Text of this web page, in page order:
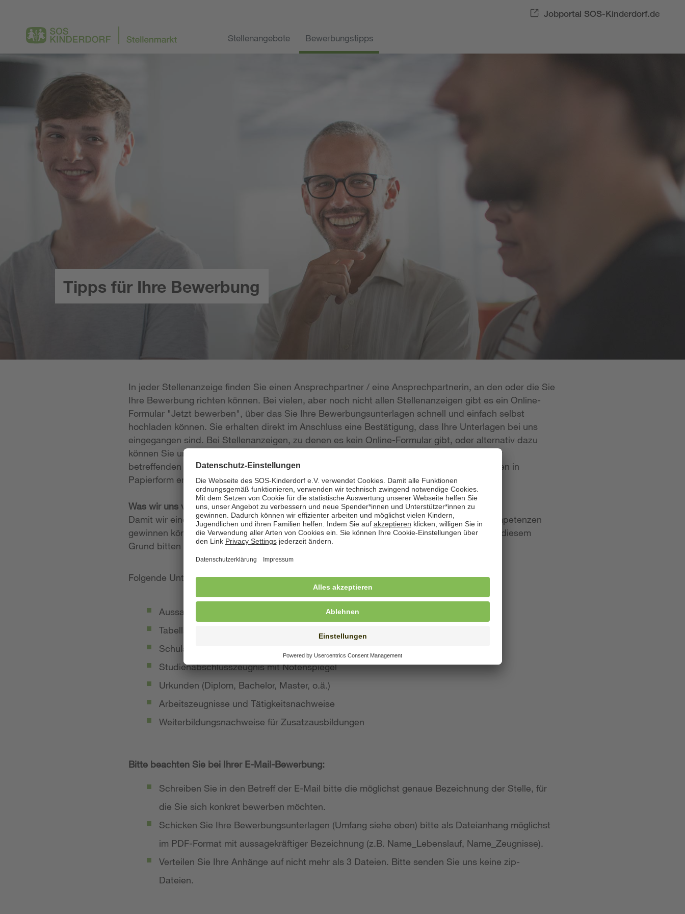
Jobportal SOS-Kinderdorf.de
Stellenangebote Bewerbungstipps
Tipps für Ihre Bewerbung
In jeder Stellenanzeige finden Sie einen Ansprechpartner / eine Ansprechpartnerin, an den oder die Sie
Ihre Bewerbung richten können. Bei vielen, aber noch nicht allen Stellenanzeigen gibt es ein Online-
Formular "Jetzt bewerben", über das Sie Ihre Bewerbungsunterlagen schnell und einfach selbst
hochladen können. Sie erhalten direkt im Anschluss eine Bestätigung, dass Ihre Unterlagen bei uns
eingegangen sind. Bei Stellenanzeigen, zu denen es kein Online-Formular gibt, oder alternativ dazu
können Sie uns Ihre Unterlagen per E-Mail zukommen lassen; die E-Mail-Adresse ist in der
betreffenden Stellenanzeige angegeben. Natürlich nehmen wir weiterhin auch Bewerbungen in
Papierform entgegen.
Was wir uns von Ihrer Bewerbung wünschen
Damit wir einen möglichst konkreten Eindruck von Ihrer Person, Ihren Fähigkeiten und Kompetenzen
gewinnen können, legen wir großen Wert auf aussagekräftige Bewerbungsunterlagen. Aus diesem
Grund bitten wir Sie, von Kurzbewerbungen abzusehen.
Folgende Unterlagen sollte Ihre Bewerbung umfassen:
Aussagekräftiges Anschreiben
Tabellarischer Lebenslauf mit qualifikationsrelevanten Inhalten
Schulabschluss- und Ausbildungszeugnisse mit Notenspiegel
Studienabschlusszeugnis mit Notenspiegel
Urkunden (Diplom, Bachelor, Master, o.ä.)
Arbeitszeugnisse und Tätigkeitsnachweise
Weiterbildungsnachweise für Zusatzausbildungen
Bitte beachten Sie bei Ihrer E-Mail-Bewerbung:
Schreiben Sie in den Betreff der E-Mail bitte die möglichst genaue Bezeichnung der Stelle, für
die Sie sich konkret bewerben möchten.
Schicken Sie Ihre Bewerbungsunterlagen (Umfang siehe oben) bitte als Dateianhang möglichst
im PDF-Format mit aussagekräftiger Bezeichnung (z.B. Name_Lebenslauf, Name_Zeugnisse).
Verteilen Sie Ihre Anhänge auf nicht mehr als 3 Dateien. Bitte senden Sie uns keine zip-
Dateien.